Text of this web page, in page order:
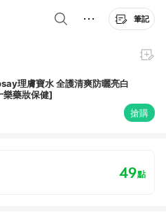
筆記
理膚寶水 全護清爽防曬亮白
藥妝保健]
搶購
49點